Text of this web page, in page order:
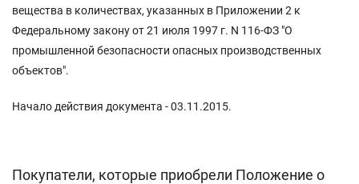
вещества в количествах, указанных в Приложении 2 к
Федеральному закону от 21 июля 1997 г. N 116-ФЗ "О
промышленной безопасности опасных производственных
объектов".
Начало действия документа - 03.11.2015.
Покупатели, которые приобрели Положение о